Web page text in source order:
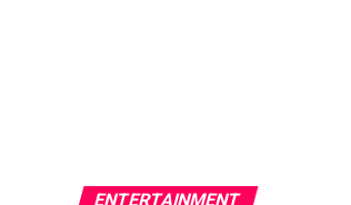
ENTERTAINMENT